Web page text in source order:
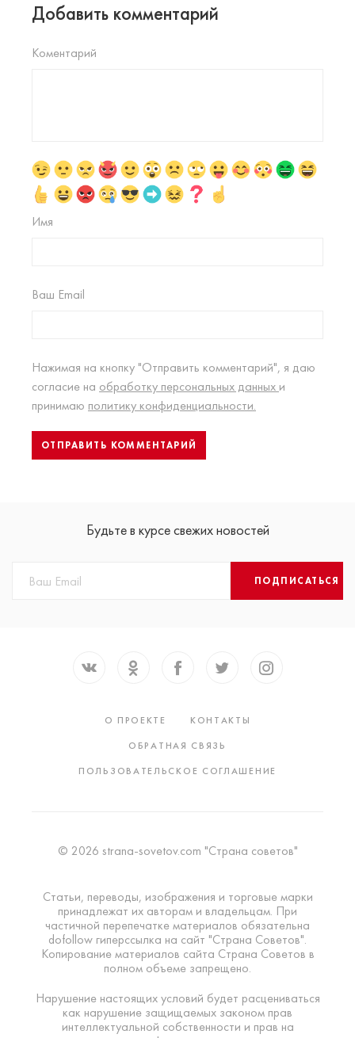
Добавить комментарий
Коментарий
Имя
Ваш Email
Нажимая на кнопку "Отправить комментарий", я даю
согласие на обработку персональных данных и
принимаю политику конфиденциальности.
Будьте в курсе свежих новостей
ПОДПИСАТЬСЯ
О ПРОЕКТЕ
КОНТАКТЫ
ОБРАТНАЯ СВЯЗЬ
ПОЛЬЗОВАТЕЛЬСКОЕ СОГЛАШЕНИЕ
© 2026 strana-sovetov.com "Страна советов"
Статьи, переводы, изображения и торговые марки
принадлежат их авторам и владельцам. При
частичной перепечатке материалов обязательна
dofollow гиперссылка на сайт "Страна Советов".
Копирование материалов сайта Страна Советов в
полном объеме запрещено.
Нарушение настоящих условий будет расцениваться
как нарушение защищаемых законом прав
интеллектуальной собственности и прав на